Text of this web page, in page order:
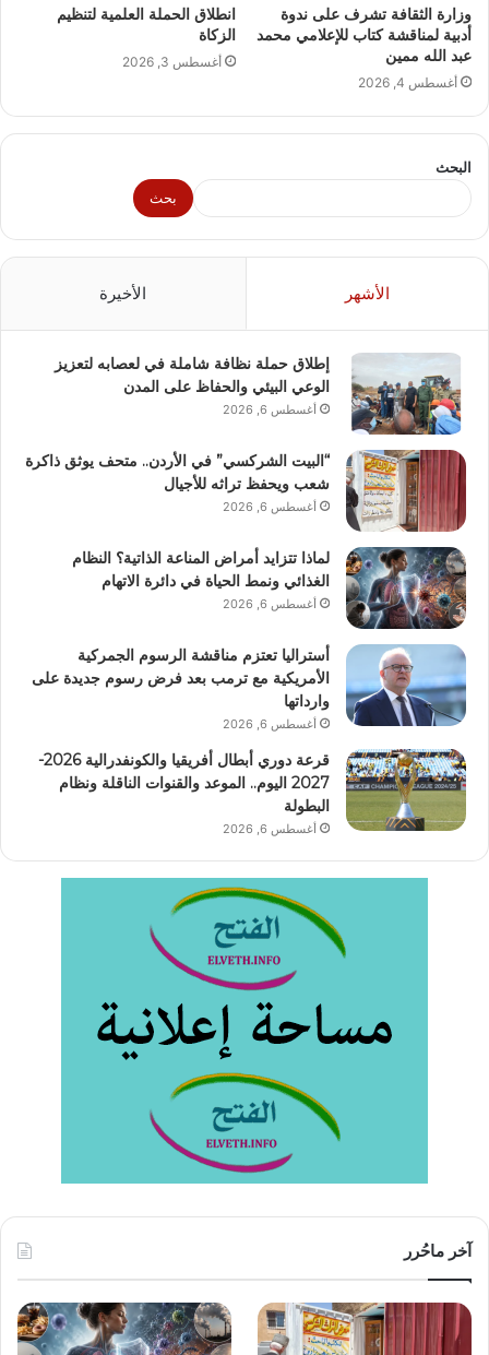
وزارة الثقافة تشرف على ندوة
أدبية لمناقشة كتاب للإعلامي محمد
عبد الله ممين
أغسطس 4, 2026
انطلاق الحملة العلمية لتنظيم
الزكاة
أغسطس 3, 2026
البحث
بحث
الأشهر الأخيرة
إطلاق حملة نظافة شاملة في لعصابه لتعزيز
الوعي البيئي والحفاظ على المدن
أغسطس 6, 2026
“البيت الشركسي” في الأردن.. متحف يوثق ذاكرة
شعب ويحفظ تراثه للأجيال
أغسطس 6, 2026
لماذا تتزايد أمراض المناعة الذاتية؟ النظام
الغذائي ونمط الحياة في دائرة الاتهام
أغسطس 6, 2026
أستراليا تعتزم مناقشة الرسوم الجمركية
الأمريكية مع ترمب بعد فرض رسوم جديدة على
وارداتها
أغسطس 6, 2026
قرعة دوري أبطال أفريقيا والكونفدرالية 2026-
2027 اليوم.. الموعد والقنوات الناقلة ونظام
البطولة
أغسطس 6, 2026
آخر ماحُرر